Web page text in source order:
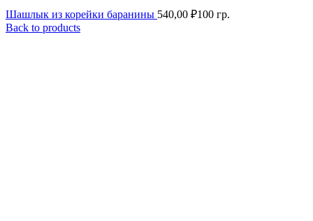
Шашлык из корейки баранины 540,00 ₽100 гр.
Back to products